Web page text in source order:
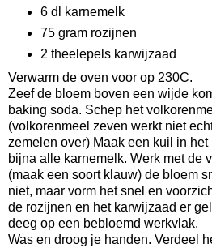
6 dl karnemelk
75 gram rozijnen
2 theelepels karwijzaad
Verwarm de oven voor op 230C.
Zeef de bloem boven een wijde
baking soda. Schep het
(volkorenmeel zeven werkt niet
zemelen over) Maak een kuil in
bijna alle karnemelk. Werk met de
(maak een soort klauw) de bloem
niet, maar vorm het snel en
de rozijnen en het karwijzaad er
deeg op een bebloemd werkvlak.
Was en droog je handen. Verdeel